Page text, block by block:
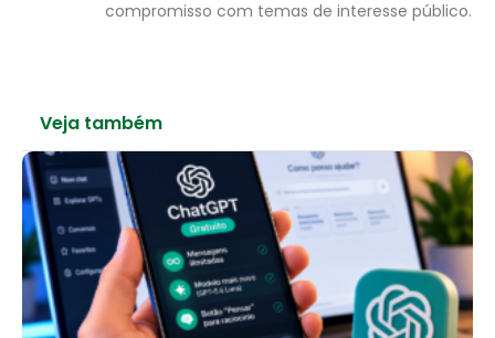
compromisso com temas de interesse público.
Veja também